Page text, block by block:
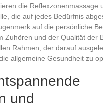
die Reflexzonenmassage
die auf jedes Bedürfnis
auf die persönliche
Zuhören und der Qualität der
Rahmen, der darauf
allgemeine Gesundheit zu
und